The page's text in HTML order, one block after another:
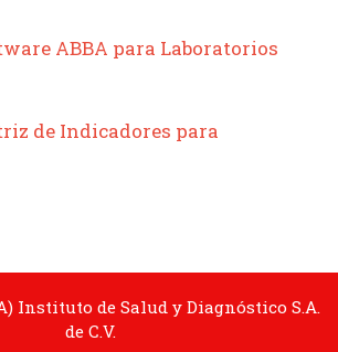
ABBA para Laboratorios
de Indicadores para
Instituto de Salud y Diagnóstico S.A.
de C.V.